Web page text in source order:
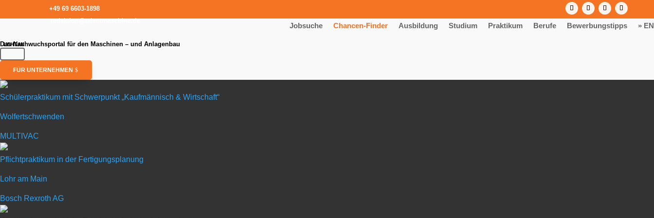
+49 69 6603-1898
redaktion@talentmaschine.de
Jobsuche Chancen-Finder Ausbildung Studium Praktikum Berufe Bewerbungstipps » EN
Das Nachwuchsportal für den Maschinen – und Anlagenbau
FÜR UNTERNEHMEN
Schülerpraktikum mit Schwerpunkt „Kaufmännisch & Wirtschaft“
Wolfertschwenden
MULTIVAC
Pflichtpraktikum in der Fertigungsplanung
Lohr am Main
Bosch Rexroth AGMULTIVAC